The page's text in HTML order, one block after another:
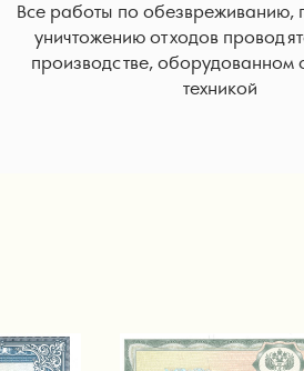
Все работы по обезвреживанию,
уничтожению отходов
производстве, оборудованном
техникой